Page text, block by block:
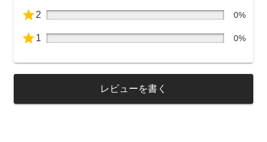
2 0%
1 0%
レビューを書く